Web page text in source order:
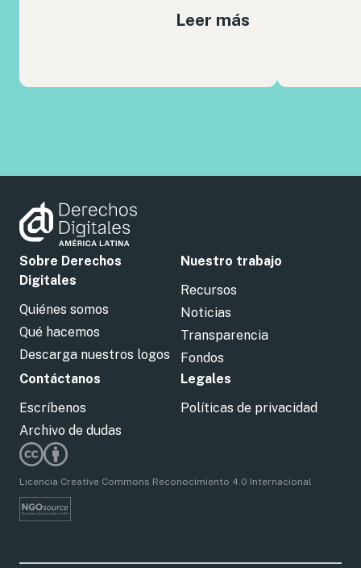
Leer más
Sobre Derechos
Digitales
Quiénes somos
Qué hacemos
Descarga nuestros logos
Nuestro trabajo
Recursos
Noticias
Transparencia
Fondos
Contáctanos
Escríbenos
Archivo de dudas
Legales
Políticas de privacidad
Licencia Creative Commons Reconocimiento 4.0 Internacional